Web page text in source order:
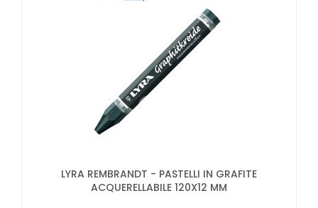
LYRA REMBRANDT - PASTELLI IN GRAFITE
ACQUERELLABILE 120X12 MM